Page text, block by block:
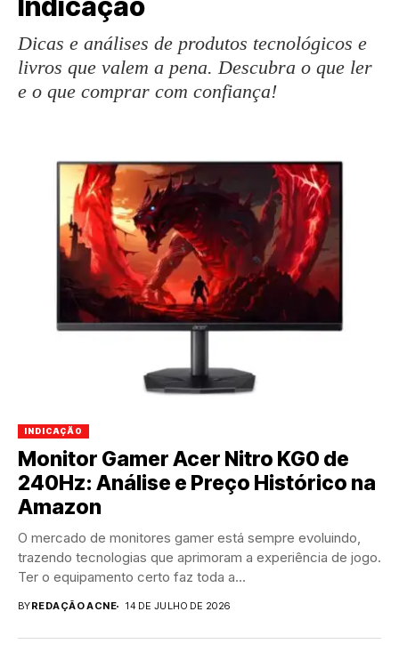
Dicas e análises de produtos tecnológicos e
livros que valem a pena. Descubra o que ler
e o que comprar com confiança!
INDICAÇÃO
Monitor Gamer Acer Nitro KG0 de
240Hz: Análise e Preço Histórico na
Amazon
O mercado de monitores gamer está sempre evoluindo,
trazendo tecnologias que aprimoram a experiência de jogo.
Ter o equipamento certo faz toda a...
BYREDAÇÃO ACNE 14 DE JULHO DE 2026